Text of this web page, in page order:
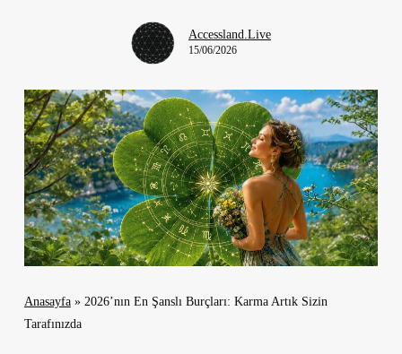
Accessland.Live
15/06/2026
Anasayfa» 2026’nın En Şanslı Burçları: Karma Artık Sizin
Tarafınızda